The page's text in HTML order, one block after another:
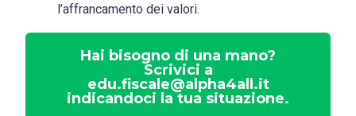
l’affrancamento dei valori.
Hai bisogno di una mano?
Scrivici a
edu.fiscale@alpha4all.it
indicandoci la tua situazione.